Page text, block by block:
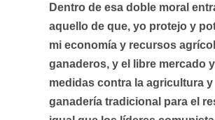
Dentro de esa doble moral
aquello de que, yo protejo y
mi economía y recursos
ganaderos, y el libre mercado
medidas contra la agricultura y
ganadería tradicional para el